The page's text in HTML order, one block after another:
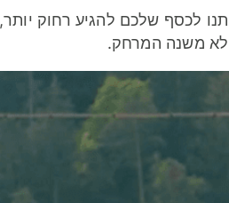
תנו לכסף שלכם להגיע רחוק יותר,
לא משנה המרחק.